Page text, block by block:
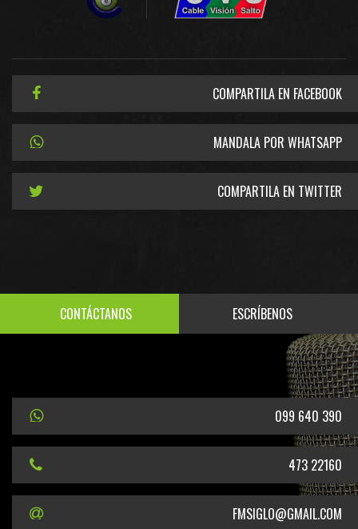
COMPARTILA EN FACEBOOK
MANDALA POR WHATSAPP
COMPARTILA EN TWITTER
CONTÁCTANOS ESCRÍBENOS
099 640 390
473 22160
FMSIGLO@GMAIL.COM